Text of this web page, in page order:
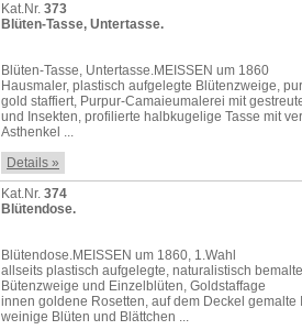
Kat.Nr. 373
Blüten-Tasse, Untertasse.
Blüten-Tasse, Untertasse.MEISSEN um 1860
Hausmaler, plastisch aufgelegte Blütenzweige,
gold staffiert, Purpur-Camaieumalerei mit
und Insekten, profilierte halbkugelige Tasse mit
Asthenkel ...
Details »
Kat.Nr. 374
Blütendose.
Blütendose.MEISSEN um 1860, 1.Wahl
allseits plastisch aufgelegte, naturalistisch bemalte
Bütenzweige und Einzelblüten, Goldstaffage
innen goldene Rosetten, auf dem Deckel gemalte
weinige Blüten und Blättchen ...